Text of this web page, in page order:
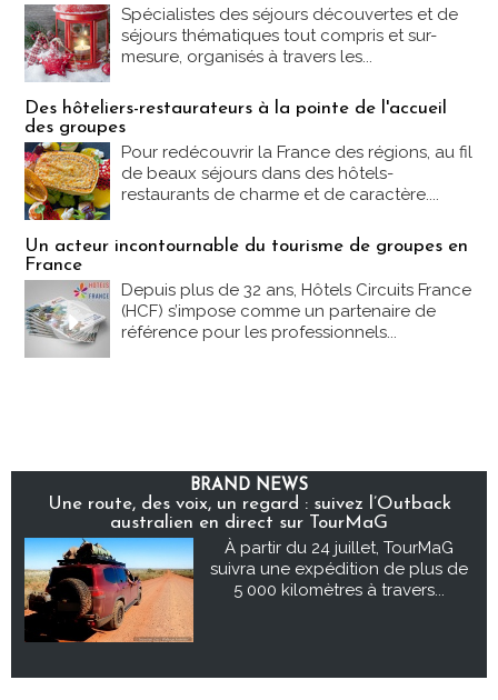
Spécialistes des séjours découvertes et de
séjours thématiques tout compris et sur-
mesure, organisés à travers les...
Des hôteliers-restaurateurs à la pointe de l'accueil
des groupes
Pour redécouvrir la France des régions, au fil
de beaux séjours dans des hôtels-
restaurants de charme et de caractère....
Un acteur incontournable du tourisme de groupes en
France
Depuis plus de 32 ans, Hôtels Circuits France
(HCF) s’impose comme un partenaire de
référence pour les professionnels...
BRAND NEWS
Une route, des voix, un regard : suivez l’Outback
australien en direct sur TourMaG
À partir du 24 juillet, TourMaG
suivra une expédition de plus de
5 000 kilomètres à travers...